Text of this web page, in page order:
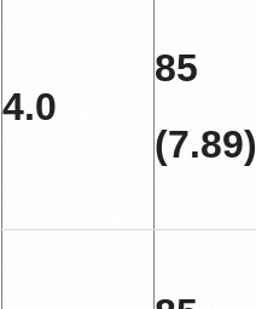
4.0
85
(7.89)